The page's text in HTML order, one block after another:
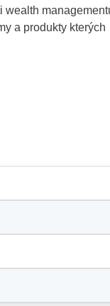
wealth
a produkty kterých